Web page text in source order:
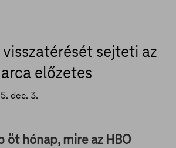
sejteti az
előzetes
dec. 3.
öt hónap, mire az HBO